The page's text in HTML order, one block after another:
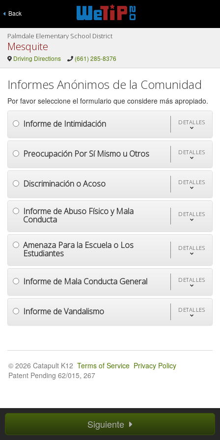
Back
Palmdale Elementary School District
Mesquite
Driving Directions (661) 285-8376
Informes Anónimos de la Comunidad
Por favor seleccione el formulario que considere más apropiado.
Informe de Intimidación DETALLES
Preocupación Por Sí Mismo u Otros DETALLES
Discriminación o Acoso DETALLES
Informe de Abuso Físico y Mala
Conducta
DETALLES
Amenaza Para la Escuela o Los
Estudiantes
DETALLES
Informe de Mala Conducta General DETALLES
Informe de Vandalismo DETALLES
Siguiente
© 2026 Catapult K12 Terms of Service Privacy Policy
Patent Pending 62/015, 267